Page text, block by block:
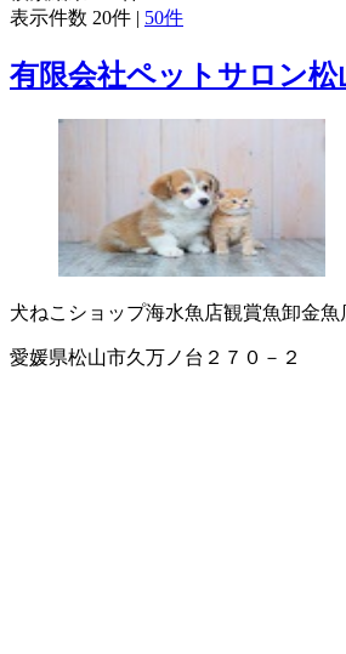
表示件数 20件 | 50件
有限会社ペットサロン松
犬ねこショップ海水魚店観賞魚卸金魚
愛媛県松山市久万ノ台２７０－２